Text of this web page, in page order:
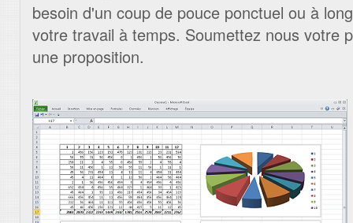
besoin d'un coup de pouce ponctuel ou à
votre travail à temps. Soumettez nous votre
une proposition.